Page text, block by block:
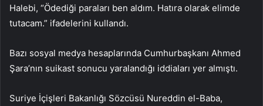
Halebi, “Ödediği paraları ben aldım. Hatıra olarak elimde
tutacam.” ifadelerini kullandı.
Bazı sosyal medya hesaplarında Cumhurbaşkanı Ahmed
Şara’nın suikast sonucu yaralandığı iddiaları yer almıştı.
Suriye İçişleri Bakanlığı Sözcüsü Nureddin el-Baba,